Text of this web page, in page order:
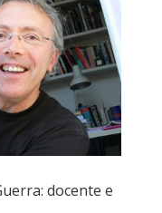
docente e